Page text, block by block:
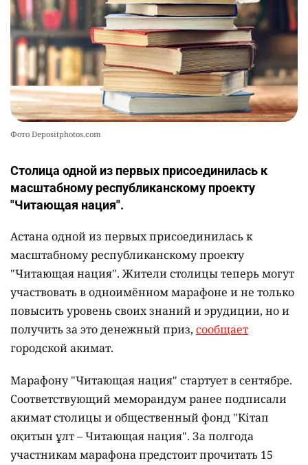
Фото Depositphotos.com
Столица одной из первых присоединилась к
масштабному республиканскому проекту
"Читающая нация".
Астана одной из первых присоединилась к
масштабному республиканскому проекту
"Читающая нация". Жители столицы теперь могут
участвовать в одноимённом марафоне и не только
повысить уровень своих знаний и эрудиции, но и
получить за это денежный приз, сообщает
городской акимат.
Марафону "Читающая нация" стартует в сентябре.
Соответствующий меморандум ранее подписали
акимат столицы и общественный фонд "Кітап
оқитын ұлт – Читающая нация". За полгода
участникам марафона предстоит прочитать 15